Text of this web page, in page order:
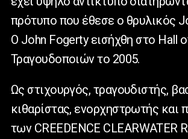
πρότυπο που έθεσε ο θρυλικός
Ο John Fogerty εισήχθη στο Hall
Τραγουδοποιών το 2005.
Ως στιχουργός, τραγουδιστής,
κιθαρίστας, ενορχηστρωτής και
των CREEDENCE CLEARWATER